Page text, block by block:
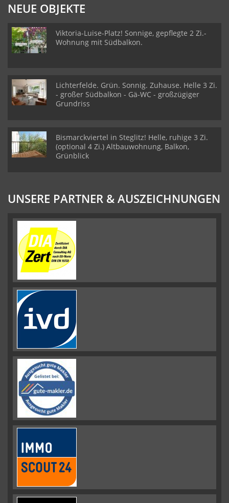
NEUE OBJEKTE
Viktoria-Luise-Platz! Sonnige, gepflegte 2 Zi.-
Wohnung mit Südbalkon.
Lichterfelde. Grün. Sonnig. Zuhause. Helle 3 Zi.
- großer Südbalkon - Gä-WC - großzügiger
Grundriss
Bismarckviertel in Steglitz! Helle, ruhige 3 Zi.
(optional 4 Zi.) Altbauwohnung, Balkon,
Grünblick
UNSERE PARTNER & AUSZEICHNUNGEN